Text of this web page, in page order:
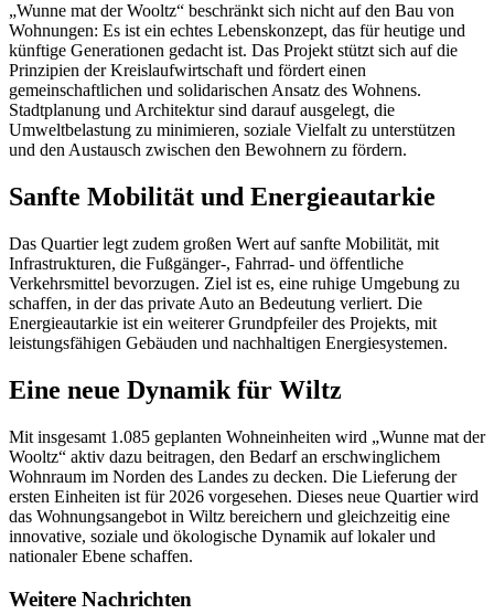
„Wunne mat der Wooltz“ beschränkt sich nicht auf den Bau von
Wohnungen: Es ist ein echtes Lebenskonzept, das für heutige und
künftige Generationen gedacht ist. Das Projekt stützt sich auf die
Prinzipien der Kreislaufwirtschaft und fördert einen
gemeinschaftlichen und solidarischen Ansatz des Wohnens.
Stadtplanung und Architektur sind darauf ausgelegt, die
Umweltbelastung zu minimieren, soziale Vielfalt zu unterstützen
und den Austausch zwischen den Bewohnern zu fördern.
Sanfte Mobilität und Energieautarkie
Das Quartier legt zudem großen Wert auf sanfte Mobilität, mit
Infrastrukturen, die Fußgänger-, Fahrrad- und öffentliche
Verkehrsmittel bevorzugen. Ziel ist es, eine ruhige Umgebung zu
schaffen, in der das private Auto an Bedeutung verliert. Die
Energieautarkie ist ein weiterer Grundpfeiler des Projekts, mit
leistungsfähigen Gebäuden und nachhaltigen Energiesystemen.
Eine neue Dynamik für Wiltz
Mit insgesamt 1.085 geplanten Wohneinheiten wird „Wunne mat der
Wooltz“ aktiv dazu beitragen, den Bedarf an erschwinglichem
Wohnraum im Norden des Landes zu decken. Die Lieferung der
ersten Einheiten ist für 2026 vorgesehen. Dieses neue Quartier wird
das Wohnungsangebot in Wiltz bereichern und gleichzeitig eine
innovative, soziale und ökologische Dynamik auf lokaler und
nationaler Ebene schaffen.
Weitere Nachrichten